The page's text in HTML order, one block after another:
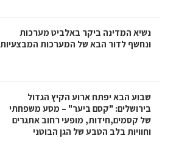
נשיא המדינה ביקר באלביט מערכות
ונחשף לדור הבא של המערכות המבצעיות
שבוע הבא יפתח ארוע הקיץ הגדול
בירושלים: "קסם ביער" – מסע משפחתי
של קסמים,חידות, מופעי רחוב אתגרים
וחוויות בלב הטבע של הגן הבוטני